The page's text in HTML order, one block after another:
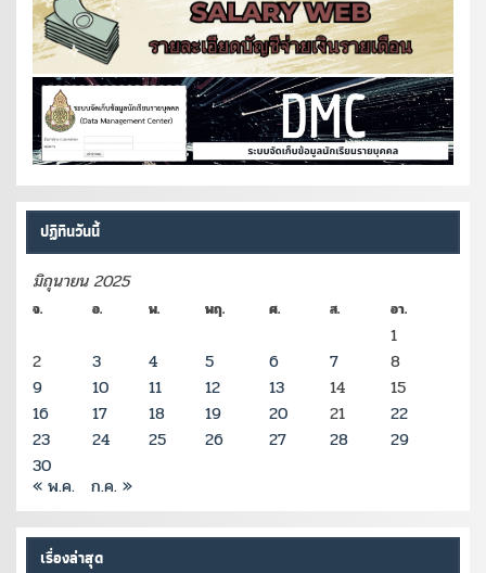
ปฏิทินวันนี้
มิถุนายน 2025
จ. อ. พ. พฤ. ศ. ส. อา.
1
2
3 4 5 6 7
8
9
10 11 12 13 14
15
16
17 18 19 20 21
22
23
24 25 26 27 28
29
30
« พ.ค. ก.ค. »
เรื่องล่าสุด